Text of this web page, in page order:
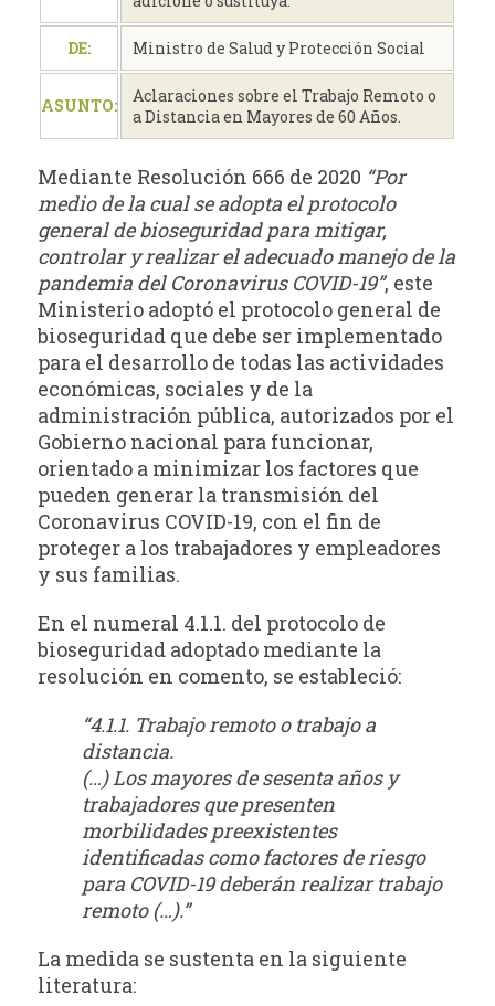
DE: Ministro de Salud y Protección Social
ASUNTO:
Aclaraciones sobre el Trabajo Remoto o
a Distancia en Mayores de 60 Años.
Mediante Resolución 666 de 2020 “Por
medio de la cual se adopta el protocolo
general de bioseguridad para mitigar,
controlar y realizar el adecuado manejo de la
pandemia del Coronavirus COVID-19”, este
Ministerio adoptó el protocolo general de
bioseguridad que debe ser implementado
para el desarrollo de todas las actividades
económicas, sociales y de la
administración pública, autorizados por el
Gobierno nacional para funcionar,
orientado a minimizar los factores que
pueden generar la transmisión del
Coronavirus COVID-19, con el fin de
proteger a los trabajadores y empleadores
y sus familias.
En el numeral 4.1.1. del protocolo de
bioseguridad adoptado mediante la
resolución en comento, se estableció:
“4.1.1. Trabajo remoto o trabajo a
distancia.
(…) Los mayores de sesenta años y
trabajadores que presenten
morbilidades preexistentes
identificadas como factores de riesgo
para COVID-19 deberán realizartrabajo
remoto (…).”
La medida se sustenta en la siguiente
literatura: